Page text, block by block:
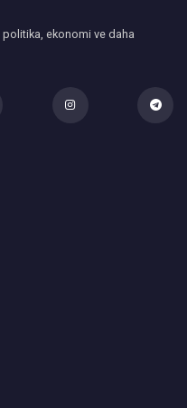
ekonomi ve daha